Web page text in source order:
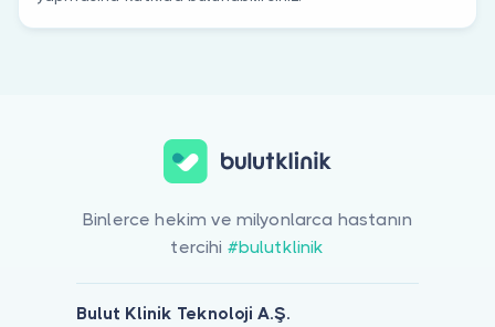
Binlerce hekim ve milyonlarca hastanın
tercihi #bulutklinik
Bulut Klinik Teknoloji A.Ş.